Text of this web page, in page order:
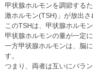
甲状腺ホルモンを調節する
激ホルモン(TSH)」が放出さ
このTSHは、甲状腺ホルモ
甲状腺ホルモンの量が一定
一方甲状腺ホルモンは、脳
す。
つまり、両者は互いにバラ